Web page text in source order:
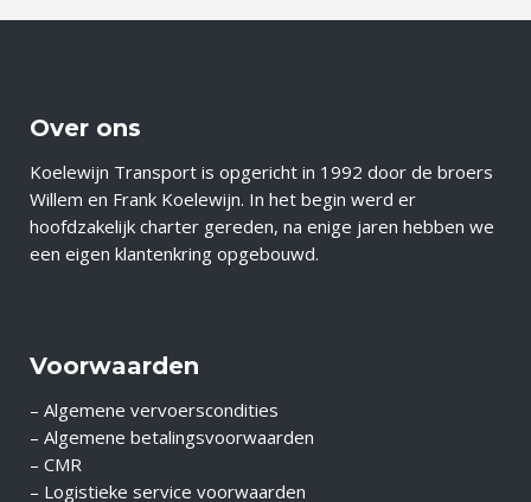
Over ons
Koelewijn Transport is opgericht in 1992 door de broers
Willem en Frank Koelewijn. In het begin werd er
hoofdzakelijk charter gereden, na enige jaren hebben we
een eigen klantenkring opgebouwd.
Voorwaarden
– Algemene vervoerscondities
– Algemene betalingsvoorwaarden
– CMR
– Logistieke service voorwaarden